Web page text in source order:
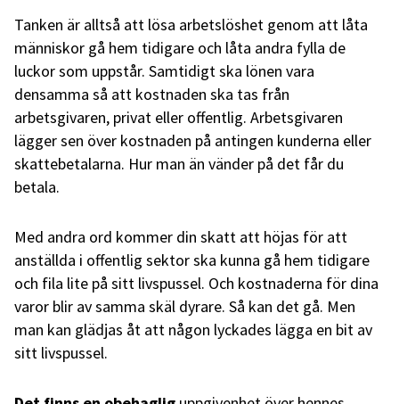
Tanken är alltså att lösa arbetslöshet genom att låta
människor gå hem tidigare och låta andra fylla de
luckor som uppstår. Samtidigt ska lönen vara
densamma så att kostnaden ska tas från
arbetsgivaren, privat eller offentlig. Arbetsgivaren
lägger sen över kostnaden på antingen kunderna eller
skattebetalarna. Hur man än vänder på det får du
betala.
Med andra ord kommer din skatt att höjas för att
anställda i offentlig sektor ska kunna gå hem tidigare
och fila lite på sitt livspussel. Och kostnaderna för dina
varor blir av samma skäl dyrare. Så kan det gå. Men
man kan glädjas åt att någon lyckades lägga en bit av
sitt livspussel.